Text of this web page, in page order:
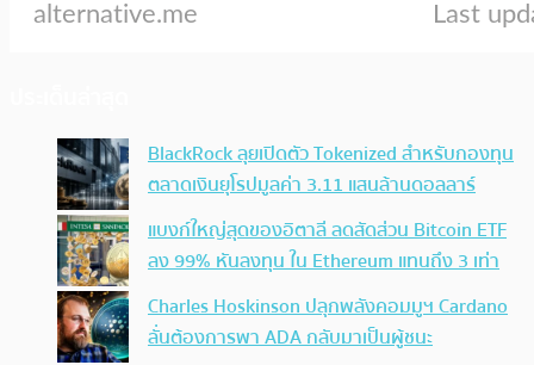
BlackRock ลุยเปิดตัว Tokenized สำหรับกองทุน
ตลาดเงินยุโรปมูลค่า 3.11 แสนล้านดอลลาร์
แบงก์ใหญ่สุดของอิตาลี ลดสัดส่วน Bitcoin ETF
ลง 99% หันลงทุน ใน Ethereum แทนถึง 3 เท่า
Charles Hoskinson ปลุกพลังคอมมูฯ Cardano
ลั่นต้องการพา ADA กลับมาเป็นผู้ชนะ